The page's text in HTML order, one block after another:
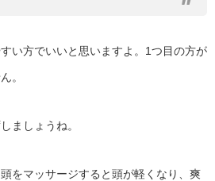
い方でいいと思いますよ。1つ目の方が
。
ましょうね。
をマッサージすると頭が軽くなり、爽